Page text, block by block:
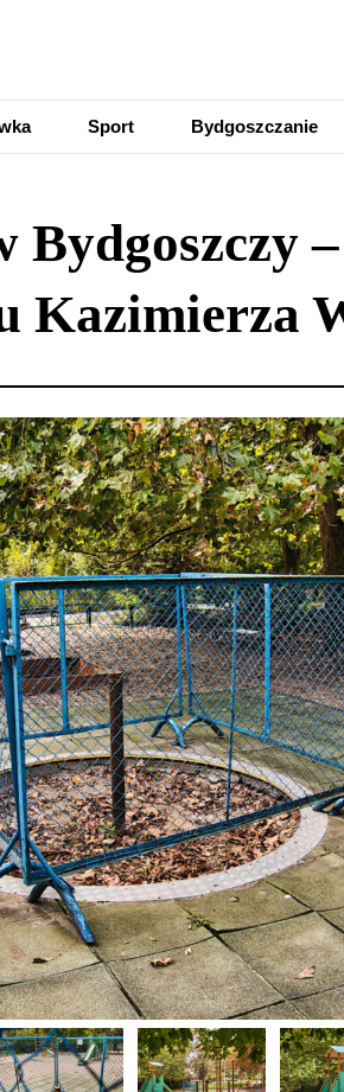
Sport Bydgoszczanie
Kazimierza